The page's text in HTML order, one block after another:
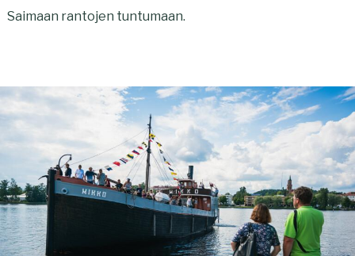
Saimaan rantojen tuntumaan.